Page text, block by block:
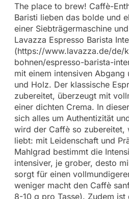
The place to brew! Caffè-
Baristi lieben das bolde und
einer Siebträgermaschine
Lavazza Espresso Barista
(https://www.lavazza.de/de/
bohnen/espresso-barista-
mit einem intensiven
und Holz. Der klassische
zubereitet, überzeugt mit
einer dichten Crema. In
sich alles um Authentizität
wird der Caffè so zubereitet,
liebt: mit Leidenschaft und
Mahlgrad bestimmt die
intensiver, je grober, desto
sorgt für einen
weniger macht den Caffè
8-10 g pro Tasse). Zudem ist